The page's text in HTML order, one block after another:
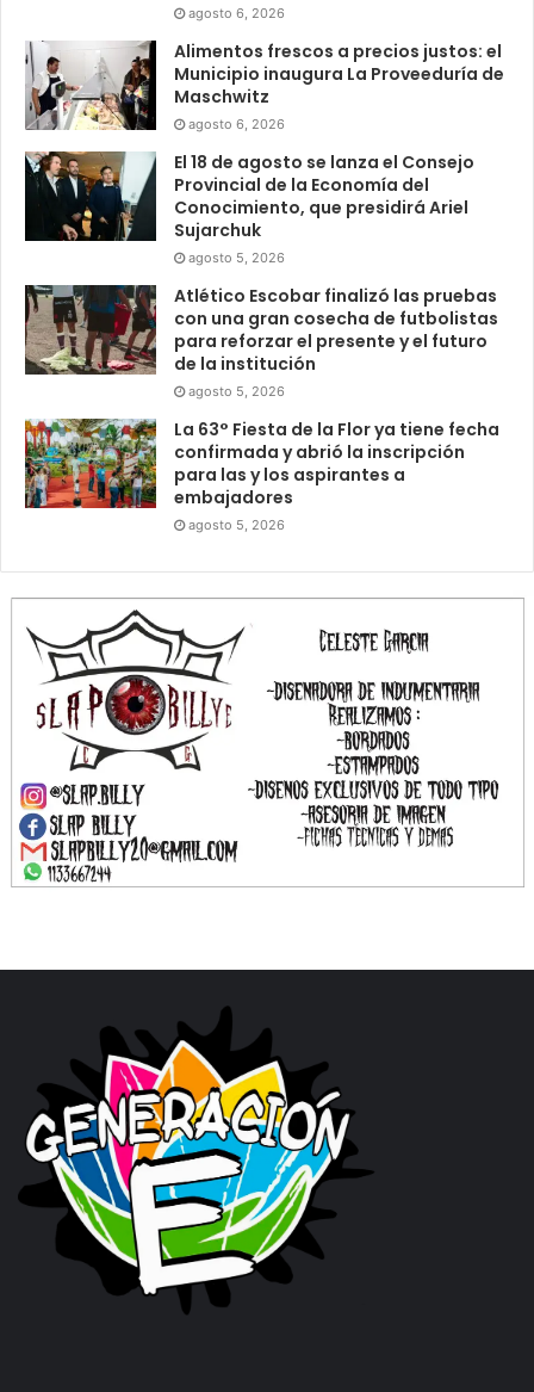
agosto 6, 2026
Alimentos frescos a precios justos: el
Municipio inaugura La Proveeduría de
Maschwitz
agosto 6, 2026
El 18 de agosto se lanza el Consejo
Provincial de la Economía del
Conocimiento, que presidirá Ariel
Sujarchuk
agosto 5, 2026
Atlético Escobar finalizó las pruebas
con una gran cosecha de futbolistas
para reforzar el presente y el futuro
de la institución
agosto 5, 2026
La 63° Fiesta de la Flor ya tiene fecha
confirmada y abrió la inscripción
para las y los aspirantes a
embajadores
agosto 5, 2026